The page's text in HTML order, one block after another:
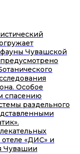
Чувашской
Особое
спасению
раздельного
отеле «ДИС» и
Чувашии